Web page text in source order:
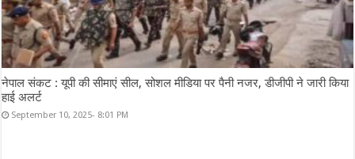
नेपाल संकट : यूपी की सीमाएं सील, सोशल मीडिया पर पैनी नजर, डीजीपी ने जारी किया
हाई अलर्ट
September 10, 2025- 8:01 PM